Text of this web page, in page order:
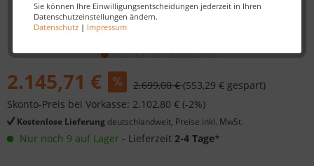
Sie können Ihre Einwilligungsentscheidungen jederzeit in Ihren
Datenschutzeinstellungen ändern.
Datenschutz| Impressum
2.145,71 € 2.699,00 €(553,29 € gespart)
Skonto-Preis bei Vorkasse: 2.102,80 € (-2%)
Kostenlose Lieferung deutschlandweit, Preise inkl. MwSt.
Nur noch 9 auf Lager - Lieferzeit 2-4 Tage*